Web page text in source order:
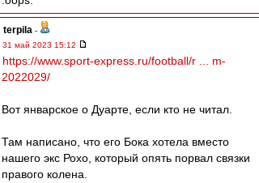
terpila -
31 май 2023 15:12
https://www.sport-express.ru/football/r ... m-
2022029/
Вот январское о Дуарте, если кто не читал.
Там написано, что его Бока хотела вместо
нашего экс Рохо, который опять порвал связки
правого колена.